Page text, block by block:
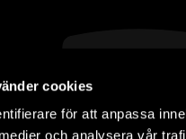
cookies
för att anpassa
och analysera vår